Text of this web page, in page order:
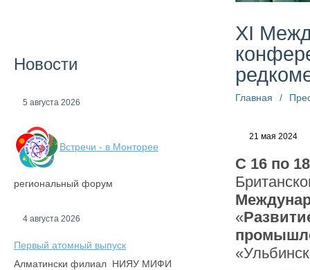
Новости
5 августа 2026
Встречи - в Монторее
региональный форум
4 августа 2026
Первый атомный выпуск
Алматински филиал НИЯУ МИФИ
XI
Главная /
21 мая 2024
С 16 по
«